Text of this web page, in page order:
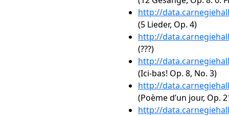
http://
(5 Lieder, Op. 4)
http://
(???)
http://
(Ici-bas! Op. 8, No. 3)
http://
(Poème d’un jour, Op.
http://